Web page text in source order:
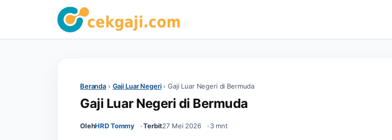
Beranda › Gaji Luar Negeri› Gaji Luar Negeri di Bermuda
Gaji Luar Negeri di Bermuda
OlehHRD Tommy Terbit27 Mei 2026 3 mnt